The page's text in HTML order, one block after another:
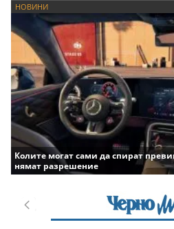
НОВИНИ
Колите могат сами да спират
нямат разрешение